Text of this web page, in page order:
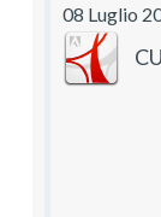
08 Luglio